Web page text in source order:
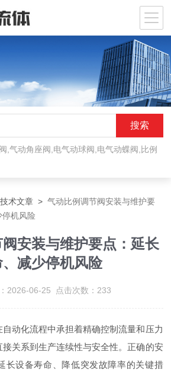
,气动角座阀,电气动球阀,电气动蝶阀,比例
技术文章 >气动比例调节阀安装与维护要
停机风险
安装与维护要点：延长
减少停机风险
2026-06-25 点击次数：233
自动化流程中承担着精确控制流量和压力
关系到生产连续性与安全性。正确的安
长设备寿命、降低突发故障率的关键措